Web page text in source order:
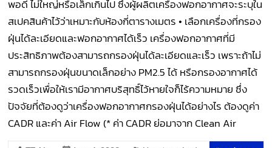
พอดี ไม่ใหญ่หรือเล็กเกินไป ซึ่งผู้ผลิตเครื่องฟอกอากาศจะระบุใน
สเปคสินค้าไว้ว่าเหมาะกับห้องกี่ตารางเมตร • เลือกเครื่องที่กรอง
ฝุ่นได้ละเอียดและฟอกอากาศได้เร็ว เครื่องฟอกอากาศที่มี
ประสิทธิภาพต้องสามารถกรองฝุ่นได้ละเอียดและเร็ว เพราะถ้าไม่
สามารถกรองฝุ่นขนาดเล็กอย่าง PM2.5 ได้ หรือกรองอากาศได้
รวดเร็วเพื่อให้เรามีอากาศบริสุทธิ์ไว้หายใจก็ไร้ความหมาย ซึ่ง
ปัจจัยที่ต้องดูว่าเครื่องฟอกอากาศกรองฝุ่นได้อย่างไร ต้องดูค่า
CADR และค่า Air Flow (* ค่า CADR ย่อมาจาก Clean Air